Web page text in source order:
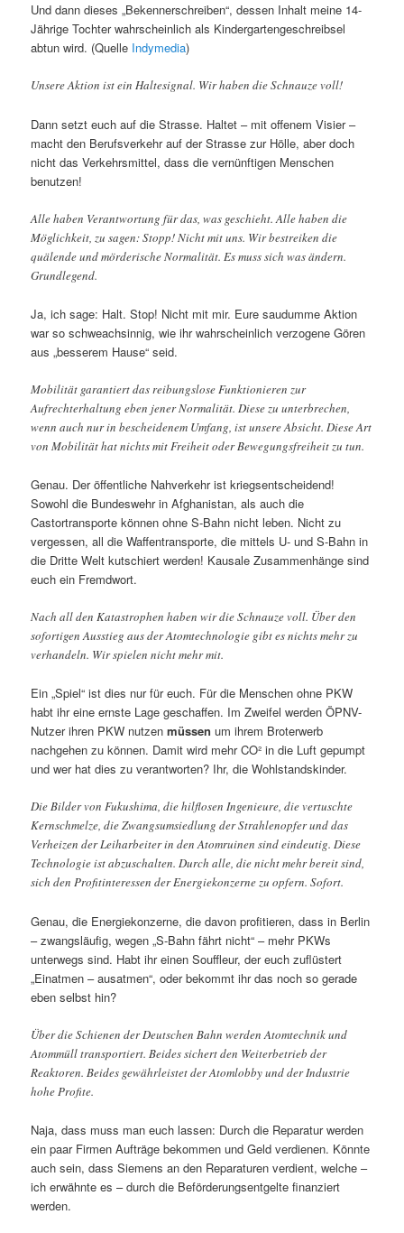
Und dann dieses „Bekennerschreiben“, dessen Inhalt meine 14-
Jährige Tochter wahrscheinlich als Kindergartengeschreibsel
abtun wird. (Quelle Indymedia)
Unsere Aktion ist ein Haltesignal. Wir haben die Schnauze voll!
Dann setzt euch auf die Strasse. Haltet – mit offenem Visier –
macht den Berufsverkehr auf der Strasse zur Hölle, aber doch
nicht das Verkehrsmittel, dass die vernünftigen Menschen
benutzen!
Alle haben Verantwortung für das, was geschieht. Alle haben die
Möglichkeit, zu sagen: Stopp! Nicht mit uns. Wir bestreiken die
quälende und mörderische Normalität. Es muss sich was ändern.
Grundlegend.
Ja, ich sage: Halt. Stop! Nicht mit mir. Eure saudumme Aktion
war so schweachsinnig, wie ihr wahrscheinlich verzogene Gören
aus „besserem Hause“ seid.
Mobilität garantiert das reibungslose Funktionieren zur
Aufrechterhaltung eben jener Normalität. Diese zu unterbrechen,
wenn auch nur in bescheidenem Umfang, ist unsere Absicht. Diese Art
von Mobilität hat nichts mit Freiheit oder Bewegungsfreiheit zu tun.
Genau. Der öffentliche Nahverkehr ist kriegsentscheidend!
Sowohl die Bundeswehr in Afghanistan, als auch die
Castortransporte können ohne S-Bahn nicht leben. Nicht zu
vergessen, all die Waffentransporte, die mittels U- und S-Bahn in
die Dritte Welt kutschiert werden! Kausale Zusammenhänge sind
euch ein Fremdwort.
Nach all den Katastrophen haben wir die Schnauze voll. Über den
sofortigen Ausstieg aus der Atomtechnologie gibt es nichts mehr zu
verhandeln. Wir spielen nicht mehr mit.
Ein „Spiel“ ist dies nur für euch. Für die Menschen ohne PKW
habt ihr eine ernste Lage geschaffen. Im Zweifel werden ÖPNV-
Nutzer ihren PKW nutzenmüssen um ihrem Broterwerb
nachgehen zu können. Damit wird mehr CO² in die Luft gepumpt
und wer hat dies zu verantworten? Ihr, die Wohlstandskinder.
Die Bilder von Fukushima, die hilflosen Ingenieure, die vertuschte
Kernschmelze, die Zwangsumsiedlung der Strahlenopfer und das
Verheizen der Leiharbeiter in den Atomruinen sind eindeutig. Diese
Technologie ist abzuschalten. Durch alle, die nicht mehr bereit sind,
sich den Profitinteressen der Energiekonzerne zu opfern. Sofort.
Genau, die Energiekonzerne, die davon profitieren, dass in Berlin
– zwangsläufig, wegen „S-Bahn fährt nicht“ – mehr PKWs
unterwegs sind. Habt ihr einen Souffleur, der euch zuflüstert
„Einatmen – ausatmen“, oder bekommt ihr das noch so gerade
eben selbst hin?
Über die Schienen der Deutschen Bahn werden Atomtechnik und
Atommüll transportiert. Beides sichert den Weiterbetrieb der
Reaktoren. Beides gewährleistet der Atomlobby und der Industrie
hohe Profite.
Naja, dass muss man euch lassen: Durch die Reparatur werden
ein paar Firmen Aufträge bekommen und Geld verdienen. Könnte
auch sein, dass Siemens an den Reparaturen verdient, welche –
ich erwähnte es – durch die Beförderungsentgelte finanziert
werden.